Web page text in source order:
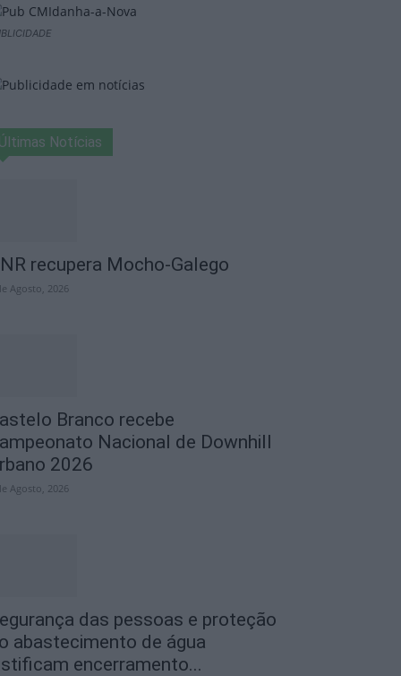
Últimas Notícias
recupera Mocho-Galego
Agosto, 2026
Branco recebe
Nacional de Downhill
2026
Agosto, 2026
das pessoas e proteção
abastecimento de água
encerramento...